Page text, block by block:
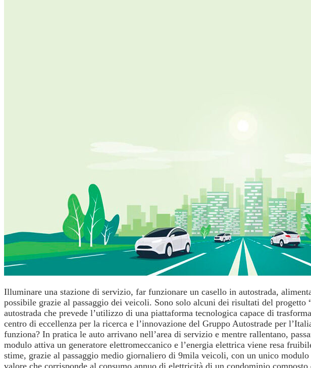
Illuminare una stazione di servizio, far funzionare un casello in autostrada,
possibile grazie al passaggio dei veicoli. Sono solo alcuni dei risultati del progetto
autostrada che prevede l’utilizzo di una piattaforma tecnologica capace di
centro di eccellenza per la ricerca e l’innovazione del Gruppo Autostrade per
funziona? In pratica le auto arrivano nell’area di servizio e mentre rallentano,
modulo attiva un generatore elettromeccanico e l’energia elettrica viene resa
stime, grazie al passaggio medio giornaliero di 9mila veicoli, con un unico